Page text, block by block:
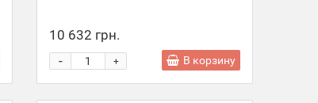
10 632 грн.
+
- В корзину